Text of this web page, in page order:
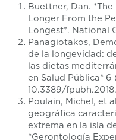
Buettner, Dan.
Longer From the
Longest*. National
Panagiotakos,
de la longevidad:
las dietas
en Salud Pública* 6
10.3389/
Poulain, Michel, et
geográfica
extrema en la isla
*Gerontología